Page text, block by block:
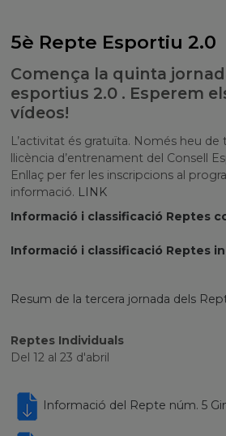
5è Repte Esportiu 2.0
Comença la quinta
esportius 2.0 . Esperem
vídeos!
L’activitat és gratuïta. Només heu de
llicència d’entrenament del Consell
Enllaç per fer les inscripcions al
informació. LINK
Informació i classificació Reptes
Informació i classificació Reptes
Resum de la tercera jornada dels
Reptes Individuals
Del 12 al 23 d'abril
Informació del Repte núm. 5